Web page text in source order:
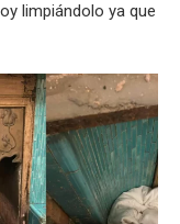
limpiándolo ya que